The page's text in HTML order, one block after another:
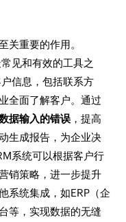
关重要的作用。
见和有效的工具之
信息，包括联系方
全面了解客户。通过
据输入的错误 ，提高
生成报告，为企业决
系统可以根据客户行
销策略，进一步提升
系统集成，如ERP（企
等，实现数据的无缝